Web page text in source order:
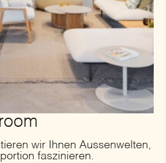
wir Ihnen Aussenwelten,
faszinieren.